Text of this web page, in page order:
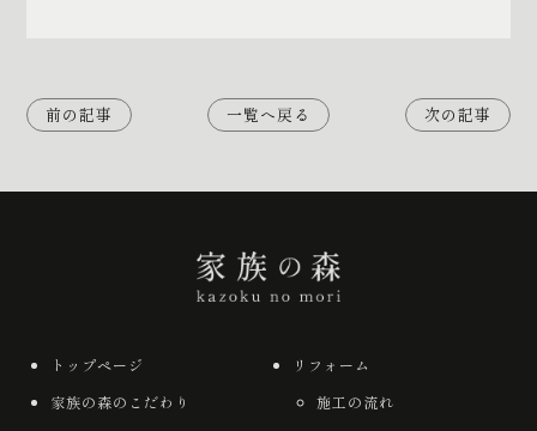
前の記事 一覧へ戻る 次の記事
トップページ
家族の森のこだわり
リフォーム
施工の流れ